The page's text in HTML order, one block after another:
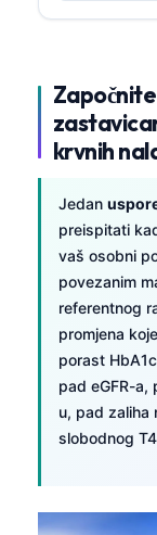
krvnih
Jedan
preispitati
vaš osobni
povezanim
referentnog
promjena
porast
pad eGFR-a,
u, pad zaliha
slobodnog